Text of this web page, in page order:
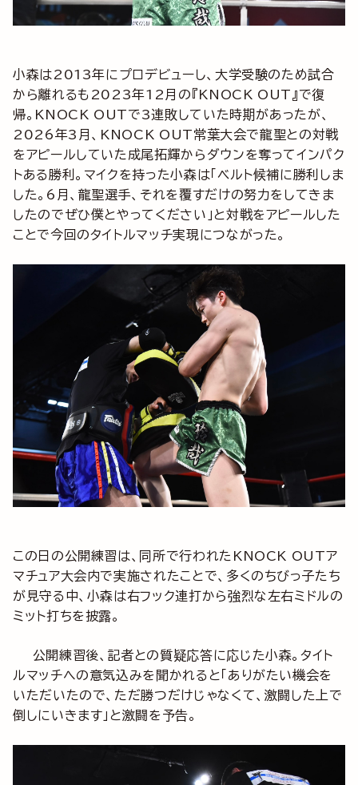
小森は2013年にプロデビューし、大学受験のため試合
から離れるも2023年12月の『KNOCK OUT』で復
帰。KNOCK OUTで3連敗していた時期があったが、
2026年3月、KNOCK OUT常葉大会で龍聖との対戦
をアピールしていた成尾拓輝からダウンを奪ってインパク
トある勝利。マイクを持った小森は「ベルト候補に勝利しま
した。6月、龍聖選手、それを覆すだけの努力をしてきま
したのでぜひ僕とやってください」と対戦をアピールした
ことで今回のタイトルマッチ実現につながった。
この日の公開練習は、同所で行われたKNOCK OUTア
マチュア大会内で実施されたことで、多くのちびっ子たち
が見守る中、小森は右フック連打から強烈な左右ミドルの
ミット打ちを披露。
公開練習後、記者との質疑応答に応じた小森。タイト
ルマッチへの意気込みを聞かれると「ありがたい機会を
いただいたので、ただ勝つだけじゃなくて、激闘した上で
倒しにいきます」と激闘を予告。